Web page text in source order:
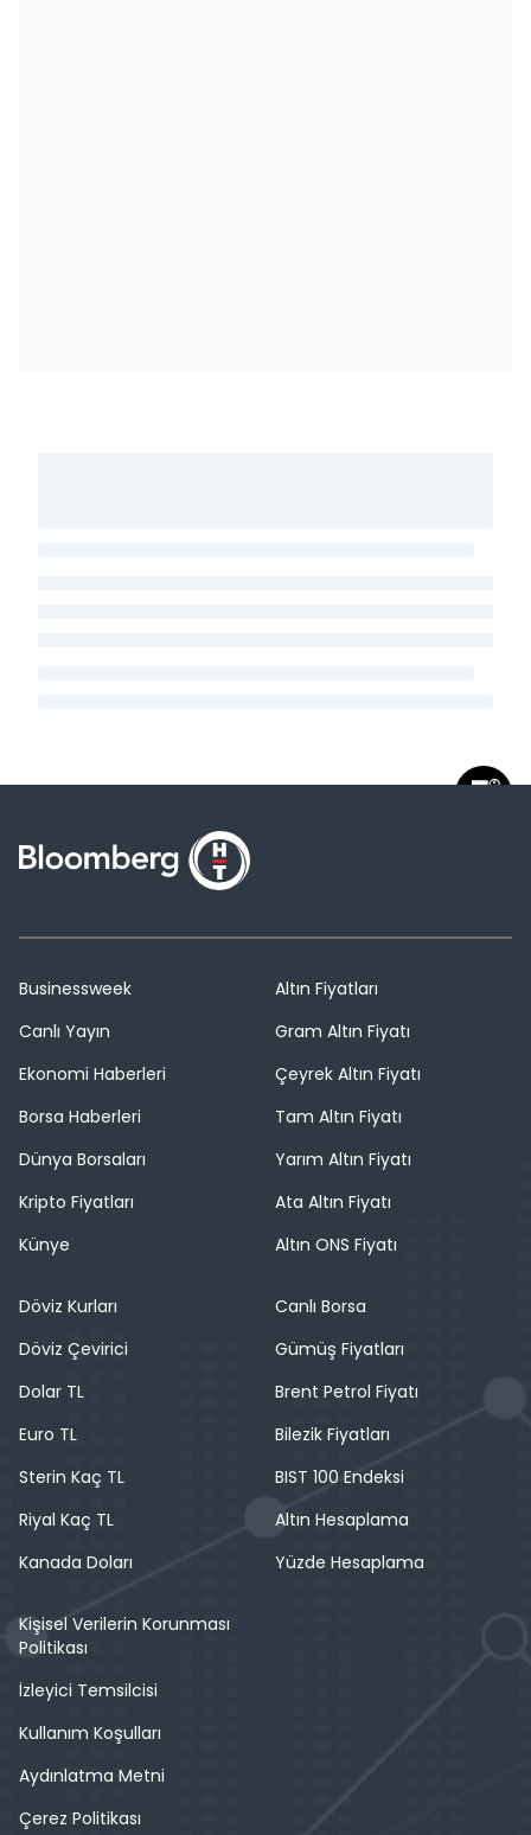
Businessweek
Canlı Yayın
Ekonomi Haberleri
Borsa Haberleri
Dünya Borsaları
Kripto Fiyatları
Künye
Altın Fiyatları
Gram Altın Fiyatı
Çeyrek Altın Fiyatı
Tam Altın Fiyatı
Yarım Altın Fiyatı
Ata Altın Fiyatı
Altın ONS Fiyatı
Döviz Kurları
Döviz Çevirici
Dolar TL
Euro TL
Sterin Kaç TL
Riyal Kaç TL
Kanada Doları
Canlı Borsa
Gümüş Fiyatları
Brent Petrol Fiyatı
Bilezik Fiyatları
BIST 100 Endeksi
Altın Hesaplama
Yüzde Hesaplama
Kişisel Verilerin Korunması
Politikası
İzleyici Temsilcisi
Kullanım Koşulları
Aydınlatma Metni
Çerez Politikası